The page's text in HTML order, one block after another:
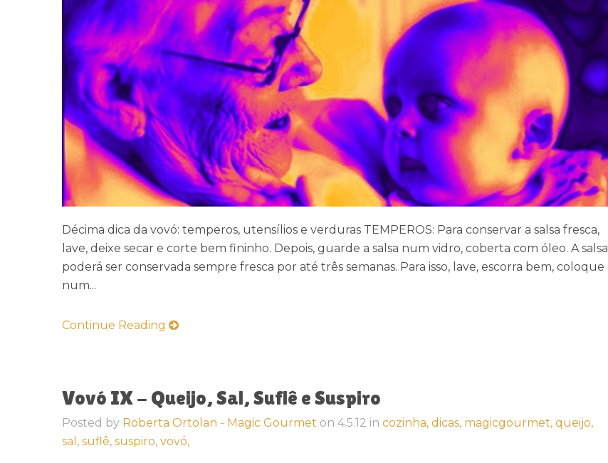
Décima dica da vovó: temperos, utensílios e verduras TEMPEROS: Para conservar a salsa fresca,
lave, deixe secar e corte bem fininho. Depois, guarde a salsa num vidro, coberta com óleo. A salsa
poderá ser conservada sempre fresca por até três semanas. Para isso, lave, escorra bem, coloque
num...
Continue Reading
Vovó IX - Queijo, Sal, Suflê e Suspiro
Posted by Roberta Ortolan - Magic Gourmet on 4.5.12 in cozinha, dicas, magicgourmet, queijo,
sal, suflê, suspiro, vovó,